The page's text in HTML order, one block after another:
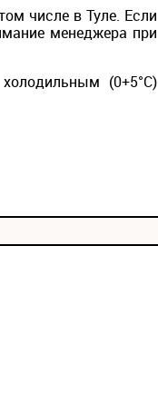
числе в Туле. Если
менеджера при
(0+5°С)